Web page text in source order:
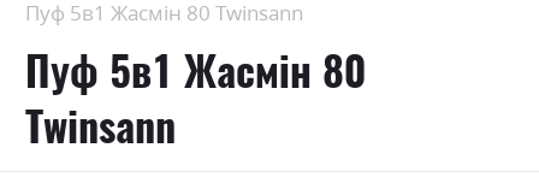
Пуф 5в1 Жасмін 80 Twinsann
Пуф 5в1 Жасмін 80
Twinsann